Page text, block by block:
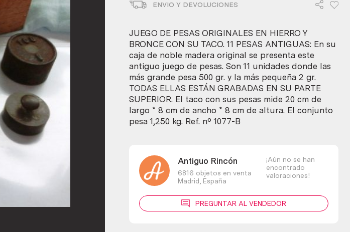
bronce
su
taco.
Juego
de
11
pesas
antiguas
cantidad
ENVIO Y DEVOLUCIONES
JUEGO DE PESAS ORIGINALES EN HIERRO Y
BRONCE CON SU TACO. 11 PESAS ANTIGUAS: En su
caja de noble madera original se presenta este
antiguo juego de pesas. Son 11 unidades donde las
más grande pesa 500 gr. y la más pequeña 2 gr.
TODAS ELLAS ESTÁN GRABADAS EN SU PARTE
SUPERIOR. El taco con sus pesas mide 20 cm de
largo * 8 cm de ancho * 8 cm de altura. El conjunto
pesa 1,250 kg. Ref. nº 1077-B
Antiguo Rincón
6816 objetos en venta
Madrid, España
¡Aún no se han
encontrado
valoraciones!
PREGUNTAR AL VENDEDOR